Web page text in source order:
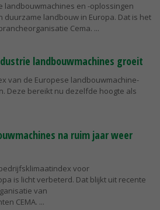
landbouwmachines en -oplossingen
duurzame landbouw in Europa. Dat is het
Cema.
landbouwmachines groeit
van de Europese landbouwmachine-
Deze bereikt nu dezelfde hoogte als
na ruim jaar weer
voor
is licht verbeterd. Dat blijkt uit recente
van
CEMA.